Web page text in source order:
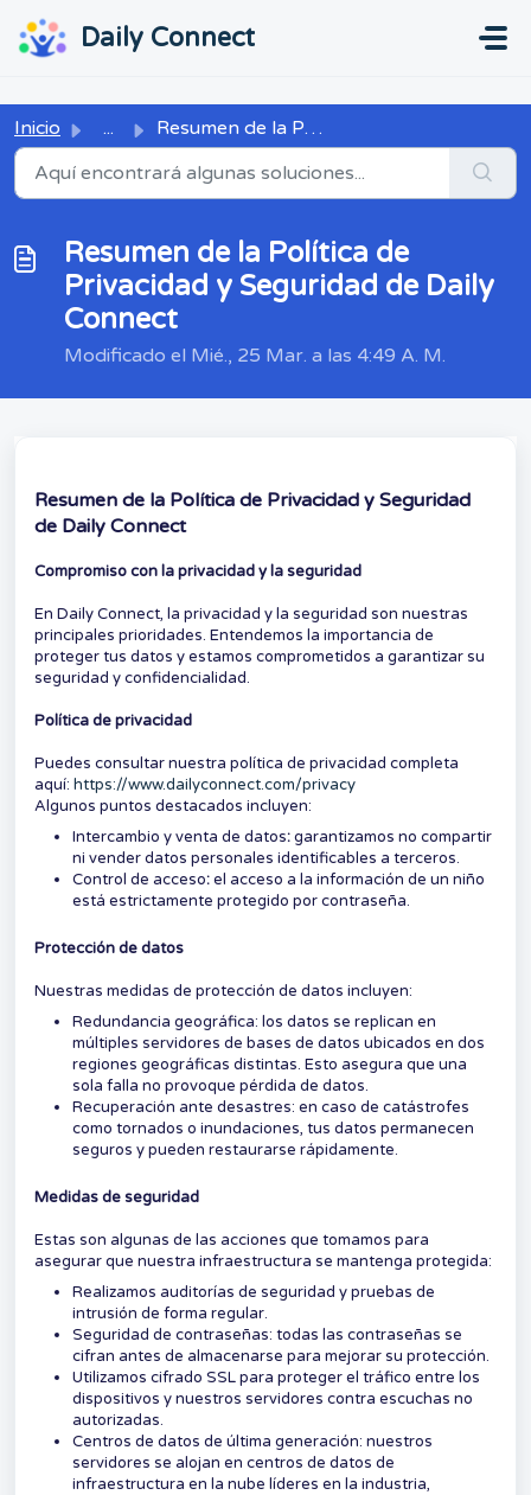
Daily Connect
Inicio ... Resumen de la Política de Privacidad y Seguridad de Daily...
Resumen de la Política de
Privacidad y Seguridad de Daily
Connect
Modificado el Mié., 25 Mar. a las 4:49 A. M.
Resumen de la Política de Privacidad y Seguridad
de Daily Connect
Compromiso con la privacidad y la seguridad
En Daily Connect, la privacidad y la seguridad son nuestras
principales prioridades. Entendemos la importancia de
proteger tus datos y estamos comprometidos a garantizar su
seguridad y confidencialidad.
Política de privacidad
Puedes consultar nuestra política de privacidad completa
aquí: https://www.dailyconnect.com/privacy
Algunos puntos destacados incluyen:
Intercambio y venta de datos:garantizamos no compartir
ni vender datos personales identificables a terceros.
Control de acceso:el acceso a la información de un niño
está estrictamente protegido por contraseña.
Protección de datos
Nuestras medidas de protección de datos incluyen:
Redundancia geográfica: los datos se replican en
múltiples servidores de bases de datos ubicados en dos
regiones geográficas distintas. Esto asegura que una
sola falla no provoque pérdida de datos.
Recuperación ante desastres: en caso de catástrofes
como tornados o inundaciones, tus datos permanecen
seguros y pueden restaurarse rápidamente.
Medidas de seguridad
Estas son algunas de las acciones que tomamos para
asegurar que nuestra infraestructura se mantenga protegida:
Realizamos auditorías de seguridad y pruebas de
intrusión de forma regular.
Seguridad de contraseñas: todas las contraseñas se
cifran antes de almacenarse para mejorar su protección.
Utilizamos cifrado SSL para proteger el tráfico entre los
dispositivos y nuestros servidores contra escuchas no
autorizadas.
Centros de datos de última generación: nuestros
servidores se alojan en centros de datos de
infraestructura en la nube líderes en la industria,